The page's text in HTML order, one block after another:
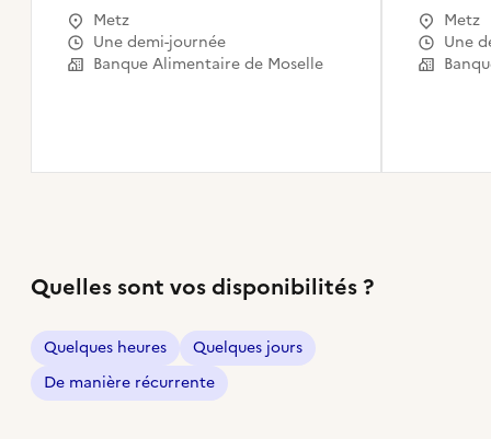
Metz
Une demi-journée
Banque Alimentaire de Moselle
Metz
Une
Quelles sont vos disponibilités ?
Quelques heures
Quelques jours
De manière récurrente